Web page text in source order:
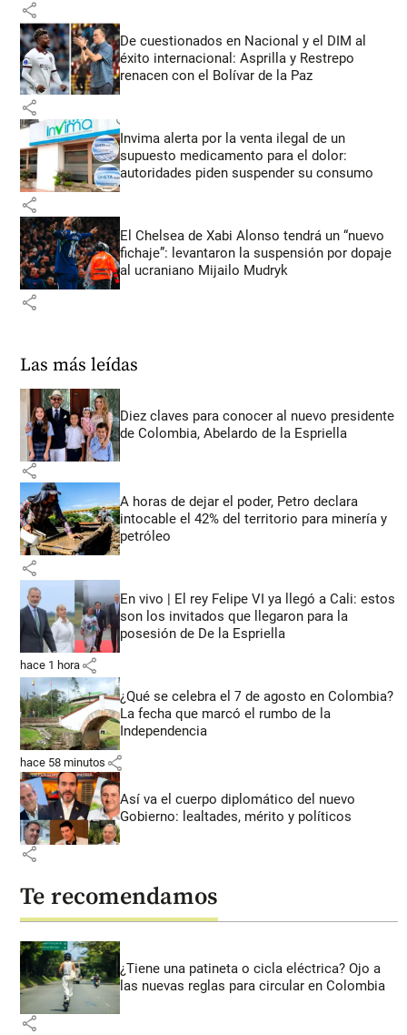
share
De cuestionados en Nacional y el DIM al
éxito internacional: Asprilla y Restrepo
renacen con el Bolívar de la Paz
share
Invima alerta por la venta ilegal de un
supuesto medicamento para el dolor:
autoridades piden suspender su consumo
share
El Chelsea de Xabi Alonso tendrá un “nuevo
fichaje”: levantaron la suspensión por dopaje
al ucraniano Mijailo Mudryk
share
Las más leídas
Diez claves para conocer al nuevo presidente
de Colombia, Abelardo de la Espriella
share
A horas de dejar el poder, Petro declara
intocable el 42% del territorio para minería y
petróleo
share
En vivo | El rey Felipe VI ya llegó a Cali: estos
son los invitados que llegaron para la
posesión de De la Espriella
hace 1 hora share
¿Qué se celebra el 7 de agosto en Colombia?
La fecha que marcó el rumbo de la
Independencia
hace 58 minutos share
Así va el cuerpo diplomático del nuevo
Gobierno: lealtades, mérito y políticos
share
Te recomendamos
¿Tiene una patineta o cicla eléctrica? Ojo a
las nuevas reglas para circular en Colombia
share